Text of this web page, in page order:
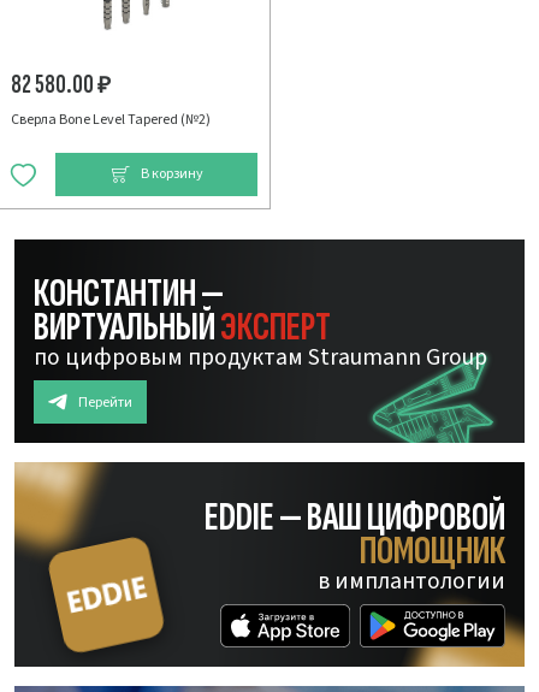
82 580.00₽
Сверла Bone Level Tapered (№2)
В корзину
КОНСТАНТИН —
ВИРТУАЛЬНЫЙЭКСПЕРТ
по цифровым продуктам Straumann Group
Перейти
EDDIE — ВАШ ЦИФРОВОЙ
ПОМОЩНИК
в имплантологии